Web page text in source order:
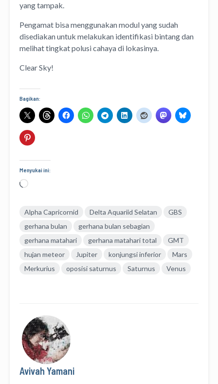
yang tampak.
Pengamat bisa menggunakan modul yang sudah
disediakan untuk melakukan identifikasi bintang dan
melihat tingkat polusi cahaya di lokasinya.
Clear Sky!
Bagikan:
Menyukai ini:
Memuat...
Alpha Capricornid Delta Aquariid Selatan
GBS
gerhana bulan
gerhana bulan sebagian
gerhana matahari
gerhana matahari total
GMT
hujan meteor
Jupiter konjungsi inferior
Mars
Merkurius
oposisi saturnus Saturnus Venus
Avivah Yamani